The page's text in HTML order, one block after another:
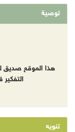
توصية
هذا الموقع صديق
تنويه